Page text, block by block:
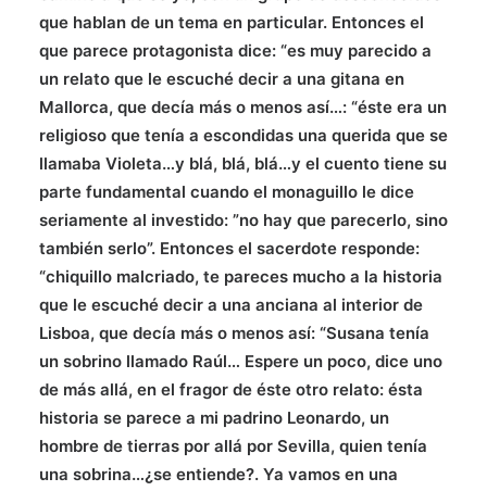
que hablan de un tema en particular. Entonces el
que parece protagonista dice: “es muy parecido a
un relato que le escuché decir a una gitana en
Mallorca, que decía más o menos así…: “éste era un
religioso que tenía a escondidas una querida que se
llamaba Violeta…y blá, blá, blá…y el cuento tiene su
parte fundamental cuando el monaguillo le dice
seriamente al investido: ”no hay que parecerlo, sino
también serlo”. Entonces el sacerdote responde:
“chiquillo malcriado, te pareces mucho a la historia
que le escuché decir a una anciana al interior de
Lisboa, que decía más o menos así: “Susana tenía
un sobrino llamado Raúl… Espere un poco, dice uno
de más allá, en el fragor de éste otro relato: ésta
historia se parece a mi padrino Leonardo, un
hombre de tierras por allá por Sevilla, quien tenía
una sobrina…¿se entiende?. Ya vamos en una